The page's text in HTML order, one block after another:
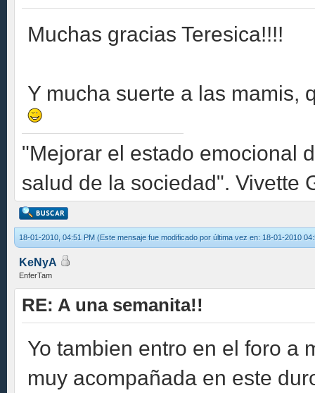
Muchas gracias Teresica!!!!
Y mucha suerte a las mamis,
"Mejorar el estado emocional
salud de la sociedad". Vivette
18-01-2010, 04:51 PM (Este mensaje fue modificado por última vez en: 18-01-2010
KeNyA
EnferTam
RE: A una semanita!!
Yo tambien entro en el foro a
muy acompañada en este